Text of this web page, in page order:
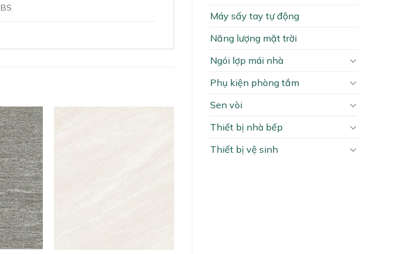
Máy sấy tay tự động
Năng lượng mặt trời
Ngói lợp mái nhà
Phụ kiện phòng tắm
Sen vòi
Thiết bị nhà bếp
Thiết bị vệ sinh
BS